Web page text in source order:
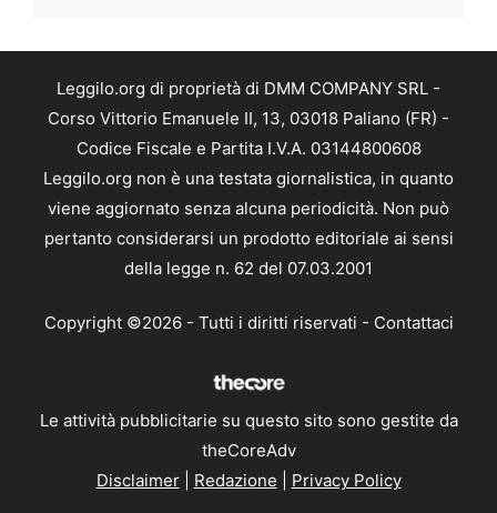
Leggilo.org di proprietà di DMM COMPANY SRL -
Corso Vittorio Emanuele II, 13, 03018 Paliano (FR) -
Codice Fiscale e Partita I.V.A. 03144800608
Leggilo.org non è una testata giornalistica, in quanto
viene aggiornato senza alcuna periodicità. Non può
pertanto considerarsi un prodotto editoriale ai sensi
della legge n. 62 del 07.03.2001
Copyright ©2026 - Tutti i diritti riservati - Contattaci
Le attività pubblicitarie su questo sito sono gestite da
theCoreAdv
Disclaimer| Redazione Privacy Policy